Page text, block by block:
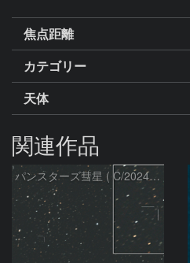
焦点距離
カテゴリー
天体
関連作品
パンスターズ彗星 ( C/2024R4 )：2026/07/27